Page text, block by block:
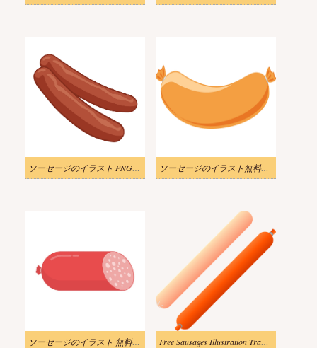
ソーセージのイラスト PNG イメージ 2 ソーセージのイラスト無料ダウンロード 2
ソーセージのイラスト 無料素材 Free Sausages Illustration Transparent